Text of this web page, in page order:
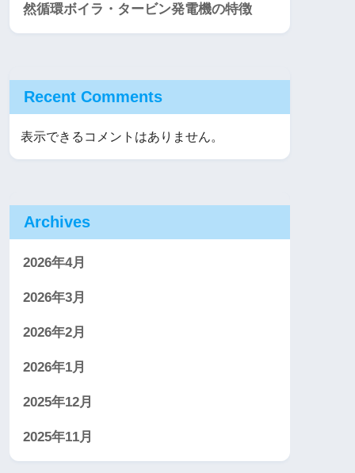
然循環ボイラ・タービン発電機の特徴
Recent Comments
表示できるコメントはありません。
Archives
2026年4月
2026年3月
2026年2月
2026年1月
2025年12月
2025年11月